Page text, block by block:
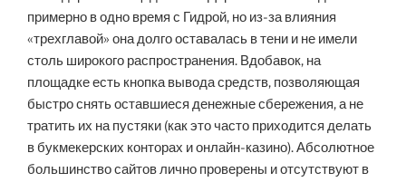
примерно в одно время с Гидрой, но из-за влияния
«трехглавой» она долго оставалась в тени и не имели
столь широкого распространения. Вдобавок, на
площадке есть кнопка вывода средств, позволяющая
быстро снять оставшиеся денежные сбережения, а не
тратить их на пустяки (как это часто приходится делать
в букмекерских конторах и онлайн-казино). Абсолютное
большинство сайтов лично проверены и отсутствуют в